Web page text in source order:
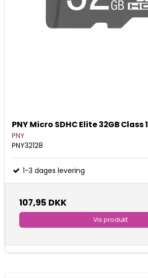
PNY Micro SDHC Elite 32GB
PNY
PNY32128
1-3 dages levering
107,95 DKK
Vis produkt